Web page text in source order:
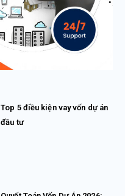
Top 5 điều kiện vay vốn dự án
đầu tư